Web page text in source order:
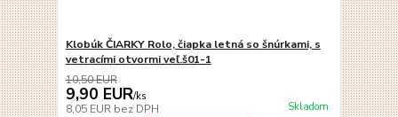
Klobúk ČIARKY Rolo, čiapka letná so šnúrkami, s
vetracími otvormi veľ.š01-1
10,50 EUR
9,90 EUR/ks
8,05 EUR bez DPH Skladom